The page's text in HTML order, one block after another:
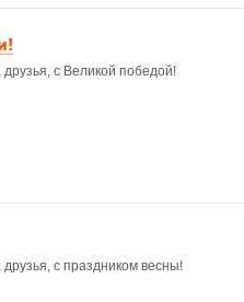
с Великой победой!
с праздником весны!